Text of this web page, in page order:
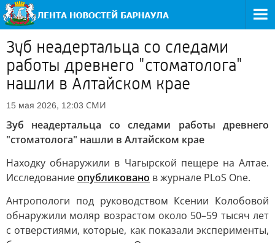
Зуб неадертальца со следами
работы древнего "стоматолога"
нашли в Алтайском крае
15 мая 2026, 12:03 СМИ
Зуб неадертальца со следами работы древнего
"стоматолога" нашли в Алтайском крае
Находку обнаружили в Чагырской пещере на Алтае.
Исследованиеопубликовано в журнале PLoS One.
Антропологи под руководством Ксении Колобовой
обнаружили моляр возрастом около 50–59 тысяч лет
с отверстиями, которые, как показали эксперименты,